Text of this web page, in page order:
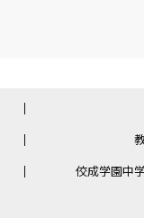
佼成学園中